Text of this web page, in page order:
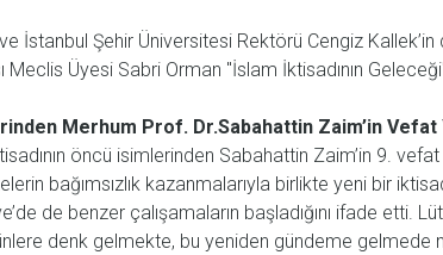
İstanbul Şehir Üniversitesi Rektörü Cengiz
Üyesi Sabri Orman "İslam İktisadının Geleceği"
Merhum Prof. Dr.Sabahattin Zaim’in Vefat
öncü isimlerinden Sabahattin Zaim’in 9. vefat
bağımsızlık kazanmalarıyla birlikte yeni bir
de benzer çalışamaların başladığını ifade etti.
denk gelmekte, bu yeniden gündeme